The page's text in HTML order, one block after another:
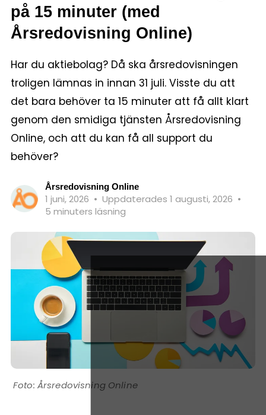
på 15 minuter (med
Årsredovisning Online)
Har du aktiebolag? Då ska årsredovisningen
troligen lämnas in innan 31 juli. Visste du att
det bara behöver ta 15 minuter att få allt klart
genom den smidiga tjänsten Årsredovisning
Online, och att du kan få all support du
behöver?
Årsredovisning Online
1 juni, 2026 • Uppdaterades 1 augusti, 2026 •
5 minuters läsning
Årsredovisning Online